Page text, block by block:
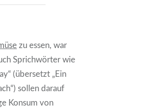
zu essen, war
Sprichwörter wie
(übersetzt „Ein
sollen darauf
Konsum von